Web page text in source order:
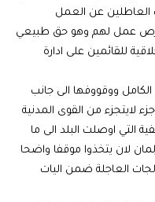
العاطلين عن العمل
فرص عمل لهم وهو حق طبيعي
للقائمين على ادارة
ووقووفها الى جانب
لايتجزء من القوى المدنية
التي اوصلت البلد الى ما
لان يتخذوا موقفا واضحا
العاجلة ضمن اليات